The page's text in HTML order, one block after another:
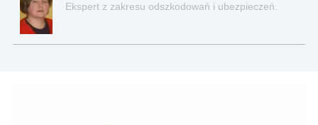
Ekspert z zakresu odszkodowań i ubezpieczeń.